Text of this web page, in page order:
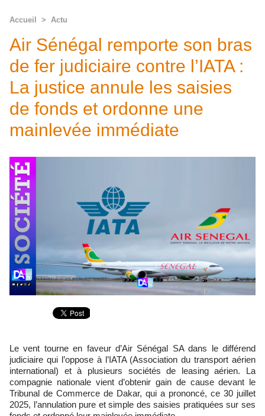
Accueil > Actu
Air Sénégal remporte son bras
de fer judiciaire contre l’IATA :
La justice annule les saisies
de fonds et ordonne une
mainlevée immédiate
Le vent tourne en faveur d’Air Sénégal SA dans le différend
judiciaire qui l’oppose à l’IATA (Association du transport aérien
international) et à plusieurs sociétés de leasing aérien. La
compagnie nationale vient d’obtenir gain de cause devant le
Tribunal de Commerce de Dakar, qui a prononcé, ce 30 juillet
2025, l’annulation pure et simple des saisies pratiquées sur ses